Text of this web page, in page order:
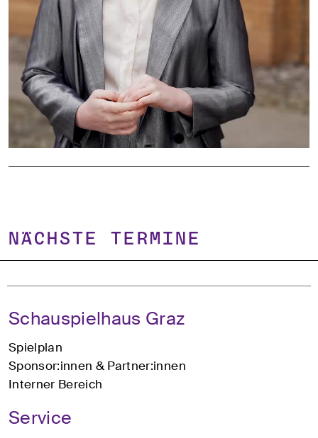
NÄCHSTE TERMINE
Schauspielhaus Graz
Spielplan
Sponsor:innen & Partner:innen
Interner Bereich
Service